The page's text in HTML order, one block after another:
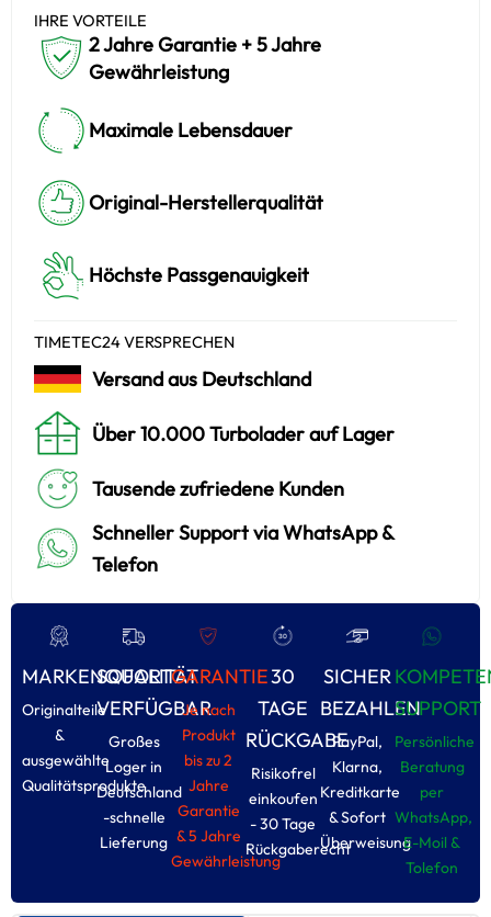
IHRE VORTEILE
2 Jahre Garantie + 5 Jahre
Gewährleistung
Maximale Lebensdauer
Original-Herstellerqualität
Höchste Passgenauigkeit
TIMETEC24 VERSPRECHEN
Versand aus Deutschland
Über 10.000 Turbolader auf Lager
Tausende zufriedene Kunden
Schneller Support via WhatsApp &
Telefon
MARKENQUALITÄT
Originalteile
&
ausgewählte
Qualitätsprodukte
SOFORT
VERFÜGBAR
Großes
Loger in
Deutschland
-schnelle
Lieferung
GARANTIE
Je nach
Produkt
bis zu 2
Jahre
Garantie
& 5 Jahre
Gewährleistung
30
TAGE
RÜCKGABE
Risikofrel
einkoufen
- 30 Tage
Rückgaberecht
SICHER
BEZAHLEN
PayPal,
Klarna,
Kreditkarte
& Sofort
Überweisung
SUPPORT
Persönliche
Beratung
per
WhatsApp,
E-Moil &
Tolefon